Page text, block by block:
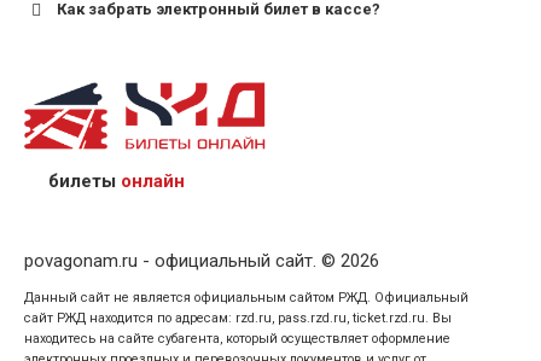
Как забрать электронный билет в кассе?
назвав кассиру 14-значный номер заказа;
предъявив удостоверение личности пассажира, на
кого оформлен билет.
билеты онлайн
povagonam.ru - официальный сайт. © 2026
Данный сайт не является официальным сайтом РЖД. Официальный
сайт РЖД находится по адресам: rzd.ru, pass.rzd.ru, ticket.rzd.ru. Вы
находитесь на сайте субагента, который осуществляет оформление